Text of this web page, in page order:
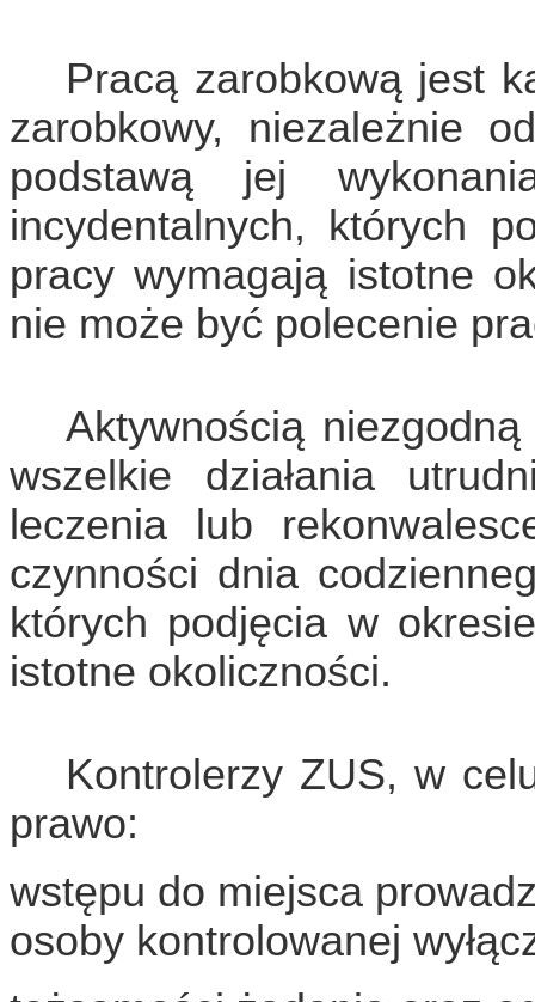
Pracą zarobkową jest
zarobkowy, niezależnie
podstawą jej
incydentalnych, których
pracy wymagają istotne
nie może być polecenie
Aktywnością
wszelkie działania
leczenia lub
czynności dnia
których podjęcia w
istotne okoliczności.
Kontrolerzy ZUS, w
prawo:
wstępu do miejsca
osoby kontrolowanej